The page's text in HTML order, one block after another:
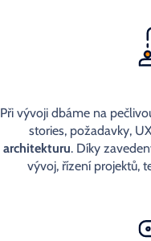
Při vývoji dbáme na
stories, požadavky,
architekturu. Díky
vývoj, řízení projektů,